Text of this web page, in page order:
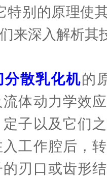
特别的原理使
来深入解析其
分散乳化机的
体动力学效
子以及它们
工作腔后，
刃口或齿形